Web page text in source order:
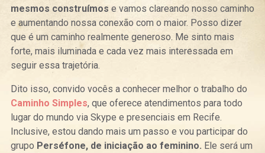
mesmos construímos e vamos clareando nosso caminho
e aumentando nossa conexão com o maior. Posso dizer
que é um caminho realmente generoso. Me sinto mais
forte, mais iluminada e cada vez mais interessada em
seguir essa trajetória.
Dito isso, convido vocês a conhecer melhor o trabalho do
Caminho Simples, que oferece atendimentos para todo
lugar do mundo via Skype e presenciais em Recife.
Inclusive, estou dando mais um passo e vou participar do
grupo Perséfone, de iniciação ao feminino. Ele será um